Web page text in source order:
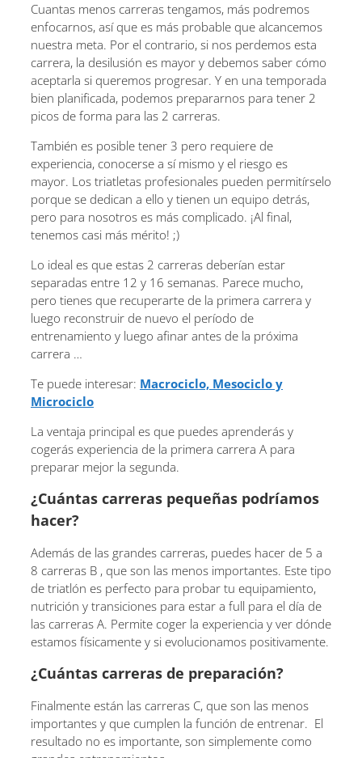
Cuantas menos carreras tengamos, más podremos
enfocarnos, así que es más probable que alcancemos
nuestra meta. Por el contrario, si nos perdemos esta
carrera, la desilusión es mayor y debemos saber cómo
aceptarla si queremos progresar. Y en una temporada
bien planificada, podemos prepararnos para tener 2
picos de forma para las 2 carreras.
También es posible tener 3 pero requiere de
experiencia, conocerse a sí mismo y el riesgo es
mayor. Los triatletas profesionales pueden permitírselo
porque se dedican a ello y tienen un equipo detrás,
pero para nosotros es más complicado. ¡Al final,
tenemos casi más mérito! ;)
Lo ideal es que estas 2 carreras deberían estar
separadas entre 12 y 16 semanas. Parece mucho,
pero tienes que recuperarte de la primera carrera y
luego reconstruir de nuevo el período de
entrenamiento y luego afinar antes de la próxima
carrera …
Te puede interesar: Macrociclo, Mesociclo y
Microciclo
La ventaja principal es que puedes aprenderás y
cogerás experiencia de la primera carrera A para
preparar mejor la segunda.
¿Cuántas carreras pequeñas podríamos
hacer?
Además de las grandes carreras, puedes hacer de 5 a
8 carreras B , que son las menos importantes. Este tipo
de triatlón es perfecto para probar tu equipamiento,
nutrición y transiciones para estar a full para el día de
las carreras A. Permite coger la experiencia y ver dónde
estamos físicamente y si evolucionamos positivamente.
¿Cuántas carreras de preparación?
Finalmente están las carreras C, que son las menos
importantes y que cumplen la función de entrenar. El
resultado no es importante, son simplemente como